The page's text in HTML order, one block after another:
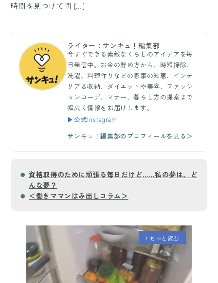
時間を見つけて問 […]
ライター：サンキュ！編集部
今すぐできる素敵なくらしのアイデアを毎
日発信中。お金の貯め方から、時短掃除、
洗濯、料理作りなどの家事の知恵、インテ
リア＆収納、ダイエットや美容、ファッシ
ョンコーデ、マナー、暮らし方の提案まで
幅広く情報をお届けします。
▶公式Instagram
サンキュ！編集部のプロフィールを見る＞
資格取得のために頑張る毎日だけど……私の夢は、ど
んな夢？
＜働きママンはみ出しコラム＞
arrow_forward_ios もっと読む